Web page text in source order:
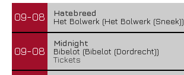
09-08
Hatebreed
Het Bolwerk (Het Bolwerk (Sneek))
09-08
Midnight
Bibelot (Bibelot (Dordrecht))
Tickets